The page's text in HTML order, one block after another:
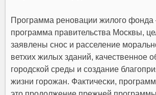
Программа реновации жилого фонда
программа правительства Москвы,
заявлены снос и расселение
ветхих жилых зданий, качественное
городской среды и создание
жизни горожан. Фактически,